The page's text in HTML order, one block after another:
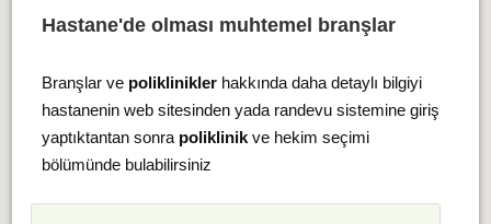
Hastane'de olması muhtemel branşlar
Branşlar ve polikliniklerhakkında daha detaylı bilgiyi
hastanenin web sitesinden yada randevu sistemine giriş
yaptıktantan sonra poliklinikve hekim seçimi
bölümünde bulabilirsiniz